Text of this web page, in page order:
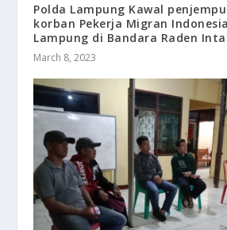
Polda Lampung Kawal
korban Pekerja Migran
Lampung di Bandara Raden
March 8, 2023